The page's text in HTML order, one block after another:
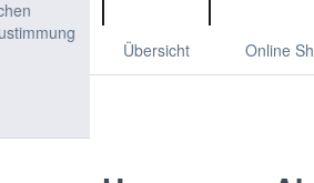
Übersicht Online